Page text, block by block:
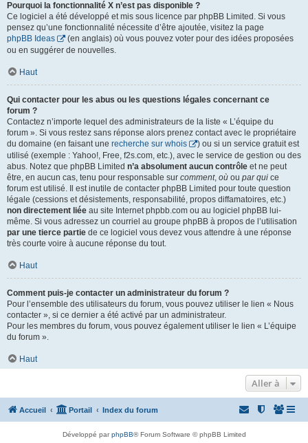
Pourquoi la fonctionnalité X n’est pas disponible ?
Ce logiciel a été développé et mis sous licence par phpBB Limited. Si vous
pensez qu’une fonctionnalité nécessite d’être ajoutée, visitez la page
phpBB Ideas
(en anglais) où vous pouvez voter pour des idées proposées
ou en suggérer de nouvelles.
Haut
Qui contacter pour les abus ou les questions légales concernant ce
forum ?
Contactez n’importe lequel des administrateurs de la liste « L’équipe du
forum ». Si vous restez sans réponse alors prenez contact avec le propriétaire
du domaine (en faisant une recherche sur whois
) ou si un service gratuit est
utilisé (exemple : Yahoo!, Free, f2s.com, etc.), avec le service de gestion ou des
abus. Notez que phpBB Limited n’a absolument aucun contrôle et ne peut
être, en aucun cas, tenu pour responsable sur comment, où ou par qui ce
forum est utilisé. Il est inutile de contacter phpBB Limited pour toute question
légale (cessions et désistements, responsabilité, propos diffamatoires, etc.)
non directement liée au site Internet phpbb.com ou au logiciel phpBB lui-
même. Si vous adressez un courriel au groupe phpBB à propos de l’utilisation
par une tierce partie de ce logiciel vous devez vous attendre à une réponse
très courte voire à aucune réponse du tout.
Haut
Comment puis-je contacter un administrateur du forum ?
Pour l’ensemble des utilisateurs du forum, vous pouvez utiliser le lien « Nous
contacter », si ce dernier a été activé par un administrateur.
Pour les membres du forum, vous pouvez également utiliser le lien « L’équipe
du forum ».
Haut
Aller à
Accueil Portail Index du forum
Développé parphpBB® Forum Software © phpBB Limited